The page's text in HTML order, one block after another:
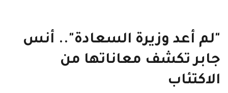
"لم أعد وزيرة السعادة".. أنس
جابر تكشف معاناتها من
الاكتئاب